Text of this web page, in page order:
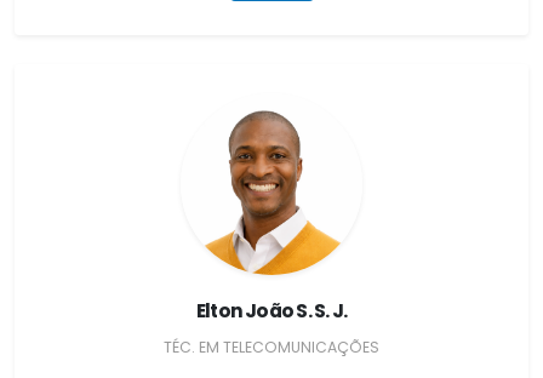
Elton João S. S. J.
TÉC. EM TELECOMUNICAÇÕES